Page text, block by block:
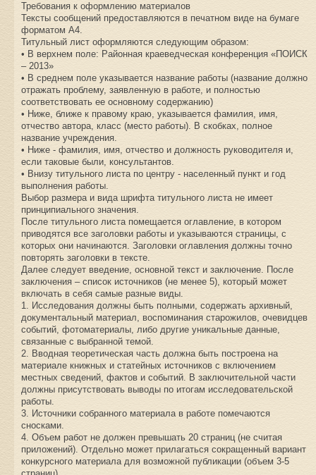
Требования к оформлению материалов
Тексты сообщений предоставляются в печатном виде на бумаге
форматом А4.
Титульный лист оформляются следующим образом:
• В верхнем поле: Районная краеведческая конференция «ПОИСК
– 2013»
• В среднем поле указывается название работы (название должно
отражать проблему, заявленную в работе, и полностью
соответствовать ее основному содержанию)
• Ниже, ближе к правому краю, указывается фамилия, имя,
отчество автора, класс (место работы). В скобках, полное
название учреждения.
• Ниже - фамилия, имя, отчество и должность руководителя и,
если таковые были, консультантов.
• Внизу титульного листа по центру - населенный пункт и год
выполнения работы.
Выбор размера и вида шрифта титульного листа не имеет
принципиального значения.
После титульного листа помещается оглавление, в котором
приводятся все заголовки работы и указываются страницы, с
которых они начинаются. Заголовки оглавления должны точно
повторять заголовки в тексте.
Далее следует введение, основной текст и заключение. После
заключения – список источников (не менее 5), который может
включать в себя самые разные виды.
1. Исследования должны быть полными, содержать архивный,
документальный материал, воспоминания старожилов, очевидцев
событий, фотоматериалы, либо другие уникальные данные,
связанные с выбранной темой.
2. Вводная теоретическая часть должна быть построена на
материале книжных и статейных источников с включением
местных сведений, фактов и событий. В заключительной части
должны присутствовать выводы по итогам исследовательской
работы.
3. Источники собранного материала в работе помечаются
сносками.
4. Объем работ не должен превышать 20 страниц (не считая
приложений). Отдельно может прилагаться сокращенный вариант
конкурсного материала для возможной публикации (объем 3-5